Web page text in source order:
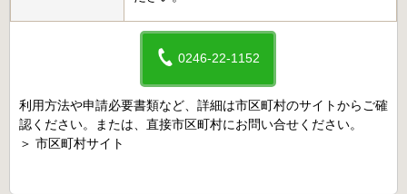
0246-22-1152
利用方法や申請必要書類など、詳細は市区町村のサイトからご確
認ください。または、直接市区町村にお問い合せください。
＞ 市区町村サイト